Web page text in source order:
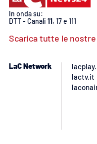
Destinazioni
Eventi
In onda su:
DTT - Canali 11, 17 e 111
Scarica tutte le nostre
LaC Network
lactv.it